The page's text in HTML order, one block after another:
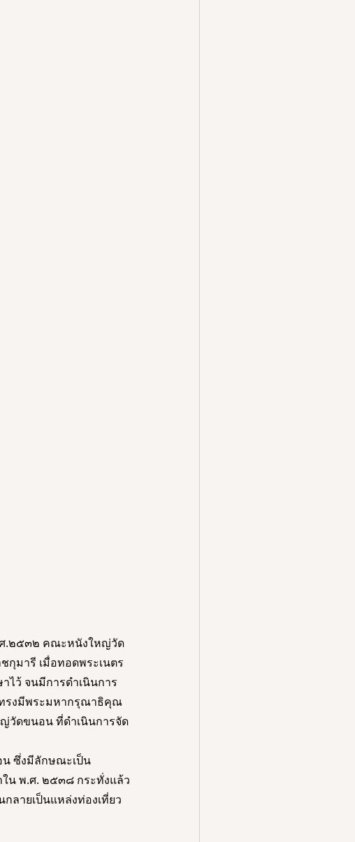
ศ.๒๕๓๒ คณะหนังใหญ่วัด
กุมารี เมื่อทอดพระเนตร
ไว้ จนมีการดำเนินการ
รงมีพระมหากรุณาธิคุณ
วัดขนอน ที่ดำเนินการจัด
ซึ่งมีลักษณะเป็น
น พ.ศ. ๒๕๓๘ กระทั่งแล้ว
ลายเป็นแหล่งท่องเที่ยว